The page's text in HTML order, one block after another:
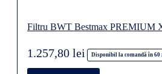
Filtru BWT Bestmax PREMIUM
Disponibil la comandă în 60
1.257,80 lei